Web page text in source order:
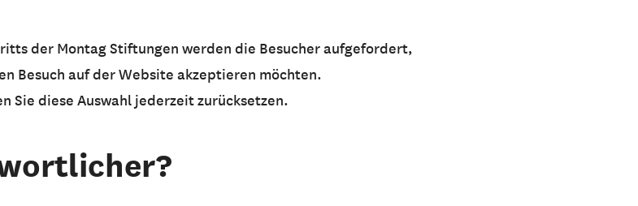
der Montag Stiftungen werden die Besucher aufgefordert,
Besuch auf der Website akzeptieren möchten.
Sie diese Auswahl jederzeit zurücksetzen.